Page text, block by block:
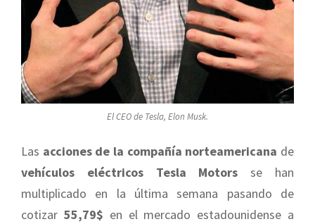
El CEO de Tesla, Elon Musk.
Las acciones de la compañía norteamericana de
vehículos eléctricos Tesla Motors se han
multiplicado en la última semana pasando de
cotizar 55,79$ en el mercado estadounidense a